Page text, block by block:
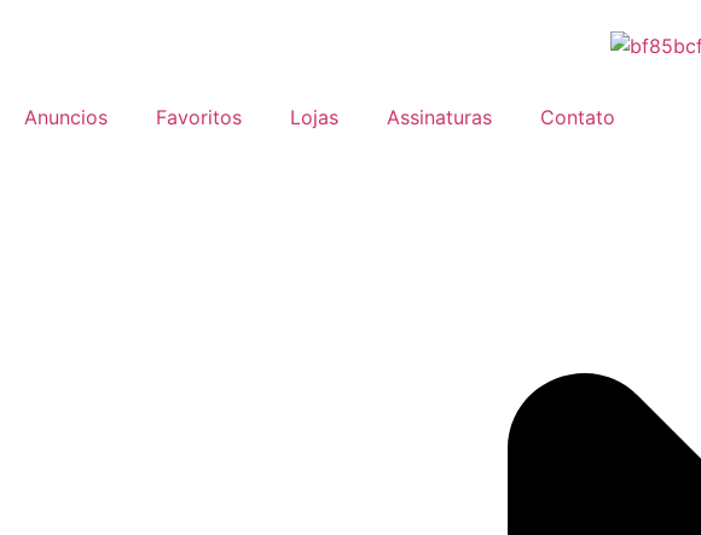
Anuncios Favoritos Lojas Assinaturas Contato